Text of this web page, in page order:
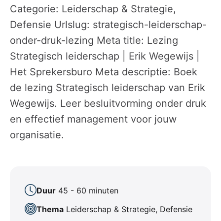
Categorie: Leiderschap & Strategie,
Defensie Urlslug: strategisch-leiderschap-
onder-druk-lezing Meta title: Lezing
Strategisch leiderschap | Erik Wegewijs |
Het Sprekersburo Meta descriptie: Boek
de lezing Strategisch leiderschap van Erik
Wegewijs. Leer besluitvorming onder druk
en effectief management voor jouw
organisatie.
Duur 45 - 60 minuten
Thema Leiderschap & Strategie, Defensie